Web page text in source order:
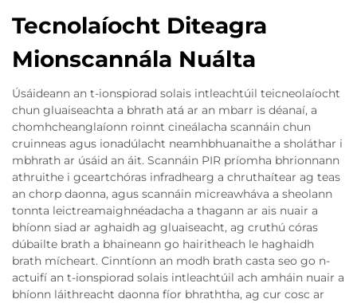
Tecnolaíocht Diteagra
Mionscannála Nuálta
Úsáideann an t-ionspiorad solais intleachtúil teicneolaíocht
chun gluaiseachta a bhrath atá ar an mbarr is déanaí, a
chomhcheanglaíonn roinnt cineálacha scannáin chun
cruinneas agus ionadúlacht neamhbhuanaithe a sholáthar i
mbhrath ar úsáid an áit. Scannáin PIR príomha bhrionnann
athruithe i gceartchóras infradhearg a chruthaítear ag teas
an chorp daonna, agus scannáin micreawháva a sheolann
tonnta leictreamaighnéadacha a thagann ar ais nuair a
bhíonn siad ar aghaidh ag gluaiseacht, ag cruthú córas
dúbailte brath a bhaineann go hairitheach le haghaidh
brath mícheart. Cinntíonn an modh brath casta seo go n-
actuifí an t-ionspiorad solais intleachtúil ach amháin nuair a
bhíonn láithreacht daonna fíor bhraththa, ag cur cosc ar